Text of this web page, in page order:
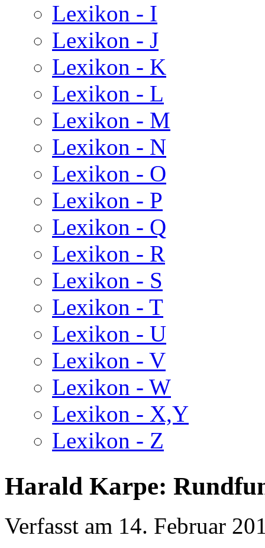
Lexikon - I
Lexikon - J
Lexikon - K
Lexikon - L
Lexikon - M
Lexikon - N
Lexikon - O
Lexikon - P
Lexikon - Q
Lexikon - R
Lexikon - S
Lexikon - T
Lexikon - U
Lexikon - V
Lexikon - W
Lexikon - X,Y
Lexikon - Z
Harald Karpe:
Verfasst am 14. Februar